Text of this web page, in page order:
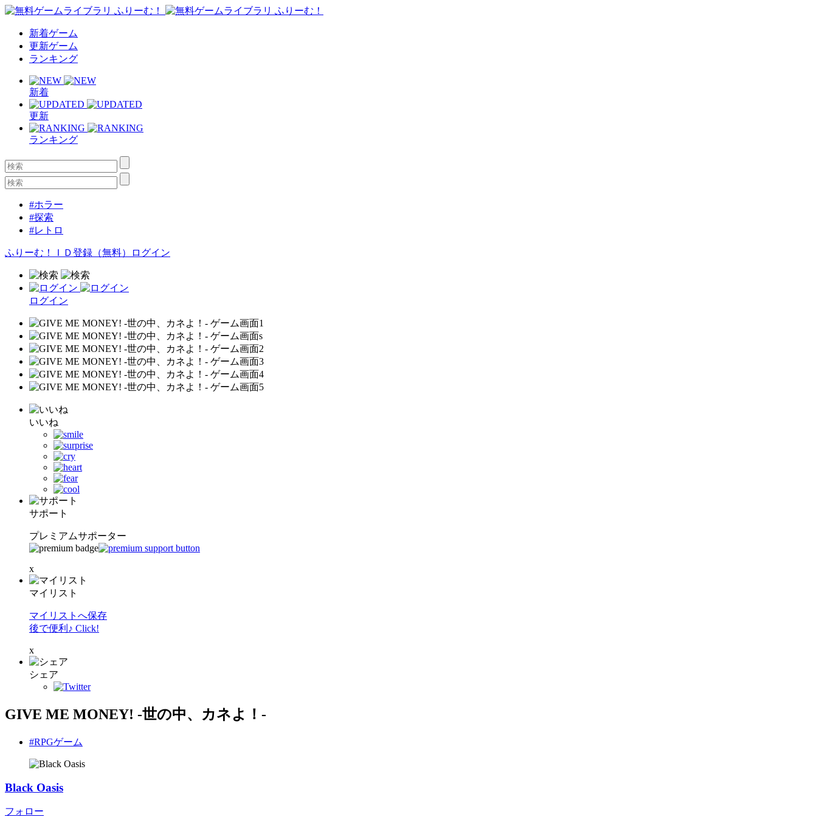
新着ゲーム
更新ゲーム
ランキング
新着
更新
ランキング
#ホラー
#探索
#レトロ
ふりーむ！ＩＤ登録（無料） ログイン
ログイン
いいね
サポート
プレミアムサポーター
x
マイリスト
マイリストへ保存
後で便利♪ Click!
x
シェア
GIVE ME MONEY! -世の中、カネよ！-
#RPGゲーム
Black Oasis
フォロー